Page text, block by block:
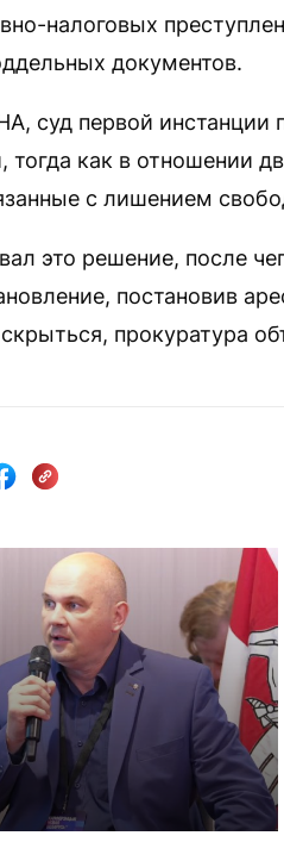
налоговых
документов.
суд первой инстанции
тогда как в отношении
с лишением
это решение, после
постановив
прокуратура